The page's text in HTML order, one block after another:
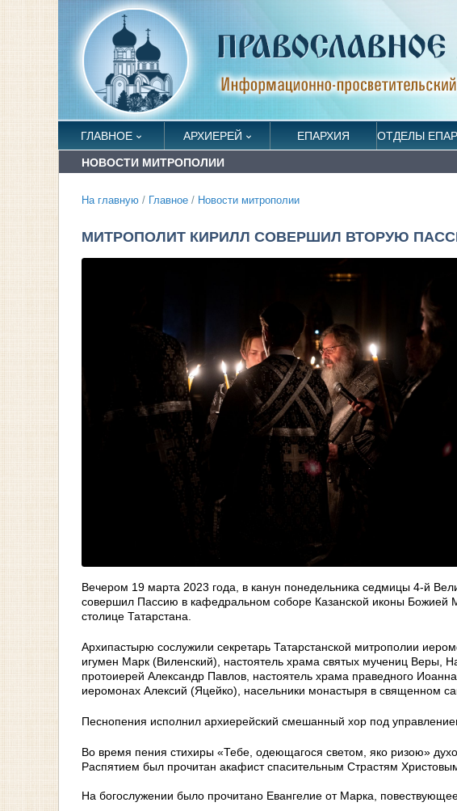
ГЛАВНОЕ АРХИЕРЕЙ ЕПАРХИЯ ОТДЕЛЫ
НОВОСТИ МИТРОПОЛИИ
На главную / Главное / Новости митрополии
МИТРОПОЛИТ КИРИЛЛ СОВЕРШИЛ ВТОРУЮ
Вечером 19 марта 2023 года, в канун понедельника седмицы 4-й
совершил Пассию в кафедральном соборе Казанской иконы Божией
столице Татарстана.
Архипастырю сослужили секретарь Татарстанской митрополии
игумен Марк (Виленский), настоятель храма святых мучениц
протоиерей Александр Павлов, настоятель храма праведного
иеромонах Алексий (Яцейко), насельники монастыря в священном
Песнопения исполнил архиерейский смешанный хор под
Во время пения стихиры «Тебе, одеющагося светом, яко ризою»
Распятием был прочитан акафист спасительным Страстям
На богослужении было прочитано Евангелие от Марка,